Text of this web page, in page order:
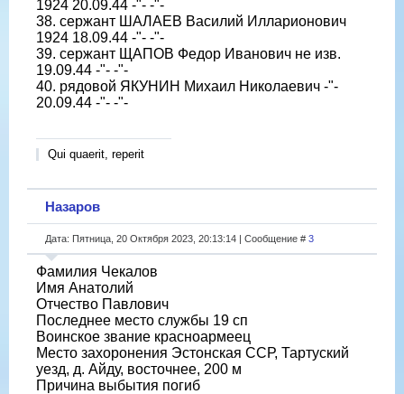
1924 20.09.44 -"- -"-
38. сержант ШАЛАЕВ Василий Илларионович
1924 18.09.44 -"- -"-
39. сержант ЩАПОВ Федор Иванович не изв.
19.09.44 -"- -"-
40. рядовой ЯКУНИН Михаил Николаевич -"-
20.09.44 -"- -"-
Qui quaerit, reperit
Назаров
Дата: Пятница, 20 Октября 2023, 20:13:14 | Сообщение # 3
Фамилия Чекалов
Имя Анатолий
Отчество Павлович
Последнее место службы 19 сп
Воинское звание красноармеец
Место захоронения Эстонская ССР, Тартуский
уезд, д. Айду, восточнее, 200 м
Причина выбытия погиб